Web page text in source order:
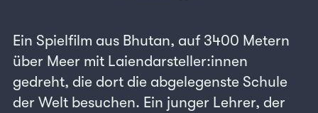
Ein Spielfilm aus Bhutan, auf 3400 Metern
über Meer mit Laiendarsteller:innen
gedreht, die dort die abgelegenste Schule
der Welt besuchen. Ein junger Lehrer, der